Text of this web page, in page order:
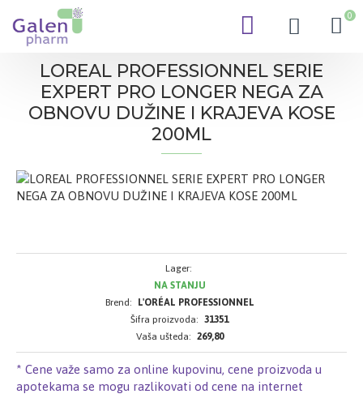
0
LOREAL PROFESSIONNEL SERIE
EXPERT PRO LONGER NEGA ZA
OBNOVU DUŽINE I KRAJEVA KOSE
200ML
* Cene važe samo za online kupovinu, cene proizvoda u
apotekama se mogu razlikovati od cene na internet
Lager:
NA STANJU
Brend:
L'ORÉAL PROFESSIONNEL
Šifra proizvoda: 31351
Vaša ušteda: 269,80